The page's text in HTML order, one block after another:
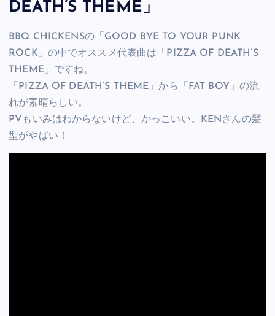
DEATH’S THEME」
BBQ CHICKENSの「GOOD BYE TO YOUR PUNK
ROCK」の中でオススメ代表曲は「PIZZA OF DEATH’S
THEME」ですね。
「PIZZA OF DEATH’S THEME」から「FAT BOY」の流
れが素晴らしい。
PVもいみはわからないけど、かっこいい。KENさんの髪
型がやばい！